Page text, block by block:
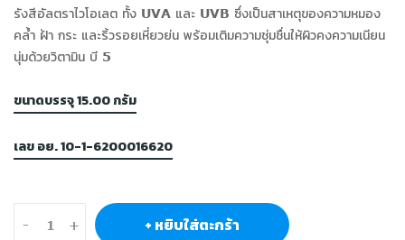
รังสีอัลตราไวโอเลต ทั้ง UVA และ UVB ซึ่งเป็นสาเหตุของความหมอง
คล้ำ ฝ้า กระ และริ้วรอยเหี่ยวย่น พร้อมเติมความชุ่มชื่นให้ผิวคงความเนียน
นุ่มด้วยวิตามิน บี 5
ขนาดบรรจุ 15.00 กรัม
เลข อย. 10-1-6200016620
- + + หยิบใส่ตะกร้า